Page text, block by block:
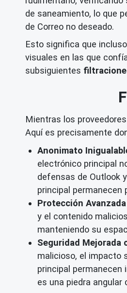
de saneamiento, lo que
de Correo no deseado.
Esto significa que
visuales en las que
subsiguientes
Mientras los
Aquí es precisamente
Anonimato
electrónico principal
defensas de Outlook
principal permanecen
Protección
y el contenido
manteniendo su
Seguridad Mejorada
malicioso, el impacto
principal
es una piedra angular